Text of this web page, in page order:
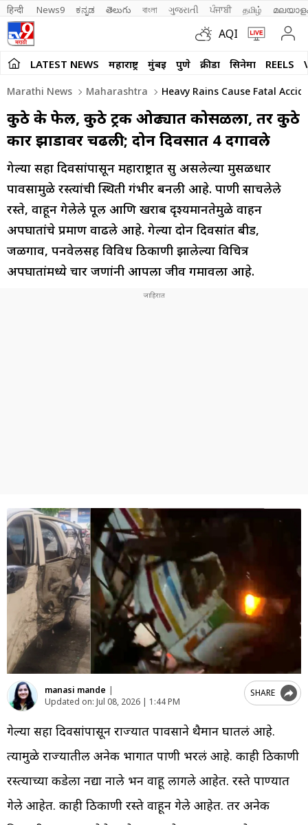
हिन्दी News9 ಕನ್ನಡ తెలుగు বাংলা ગુજરાતી ਪੰਜਾਬੀ தமிழ்
AQI
LATEST NEWS महाराष्ट्र मुंबई पुणे क्रीडा सिनेमा REELS
Marathi News Maharashtra Heavy Rains Cause Fatal
कुठे ब्रेक फेल, कुठे ट्रक ओढ्यात कोसळला, तर कुठे
कार झाडावर चढली; दोन दिवसात 4 दगावले
गेल्या सहा दिवसांपासून महाराष्ट्रात सुरू असलेल्या मुसळधार
पावसामुळे रस्त्यांची स्थिती गंभीर बनली आहे. पाणी साचलेले
रस्ते, वाहून गेलेले पूल आणि खराब दृश्यमानतेमुळे वाहन
अपघातांचे प्रमाण वाढले आहे. गेल्या दोन दिवसांत बीड,
जळगाव, पनवेलसह विविध ठिकाणी झालेल्या विचित्र
अपघातांमध्ये चार जणांनी आपला जीव गमावला आहे.
manasi mande |
Updated on: Jul 08, 2026 | 1:44 PM
SHARE
गेल्या सहा दिवसांपासून राज्यात पावसाने थैमान घातलं आहे.
त्यामुळे राज्यातील अनेक भागात पाणी भरलं आहे. काही ठिकाणी
रस्त्याच्या कडेला नद्या नाले भरून वाहू लागले आहेत. रस्ते पाण्यात
गेले आहेत. काही ठिकाणी रस्ते वाहून गेले आहेत. तर अनेक